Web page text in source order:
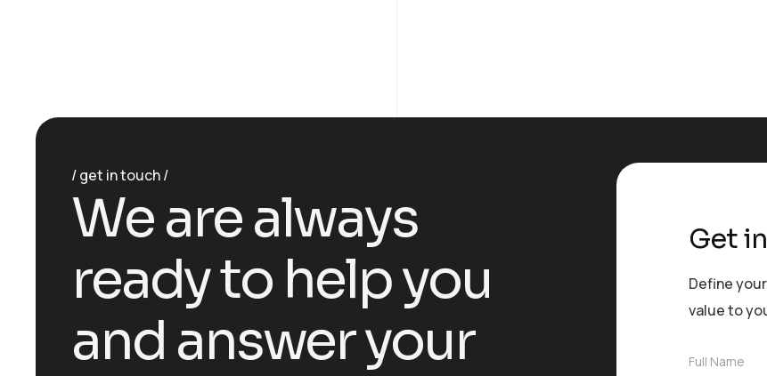
get in touch
We are always
ready to help you
and answer your
Get
Define
value to
F
Full Name